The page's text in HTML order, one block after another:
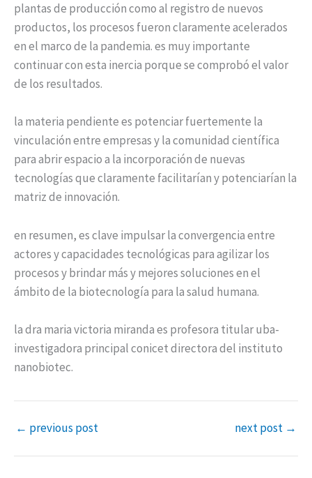
plantas de producción como al registro de nuevos
productos, los procesos fueron claramente acelerados
en el marco de la pandemia. es muy importante
continuar con esta inercia porque se comprobó el valor
de los resultados.
la materia pendiente es potenciar fuertemente la
vinculación entre empresas y la comunidad científica
para abrir espacio a la incorporación de nuevas
tecnologías que claramente facilitarían y potenciarían la
matriz de innovación.
en resumen, es clave impulsar la convergencia entre
actores y capacidades tecnológicas para agilizar los
procesos y brindar más y mejores soluciones en el
ámbito de la biotecnología para la salud humana.
la dra maria victoria miranda es profesora titular uba-
investigadora principal conicet directora del instituto
nanobiotec.
← previous post next post →